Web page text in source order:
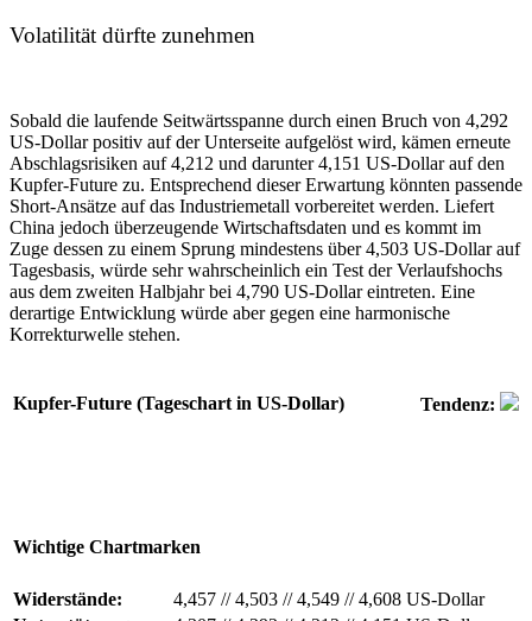
Volatilität dürfte zunehmen
Sobald die laufende Seitwärtsspanne durch einen Bruch von 4,292
US-Dollar positiv auf der Unterseite aufgelöst wird, kämen erneute
Abschlagsrisiken auf 4,212 und darunter 4,151 US-Dollar auf den
Kupfer-Future zu. Entsprechend dieser Erwartung könnten passende
Short-Ansätze auf das Industriemetall vorbereitet werden. Liefert
China jedoch überzeugende Wirtschaftsdaten und es kommt im
Zuge dessen zu einem Sprung mindestens über 4,503 US-Dollar auf
Tagesbasis, würde sehr wahrscheinlich ein Test der Verlaufshochs
aus dem zweiten Halbjahr bei 4,790 US-Dollar eintreten. Eine
derartige Entwicklung würde aber gegen eine harmonische
Korrekturwelle stehen.
Kupfer-Future (Tageschart in US-Dollar) Tendenz:
Wichtige Chartmarken
Widerstände: 4,457 //4,503 //4,549 //4,608 US-Dollar